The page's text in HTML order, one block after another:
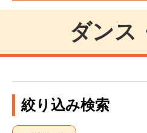
ダンス
絞り込み検索